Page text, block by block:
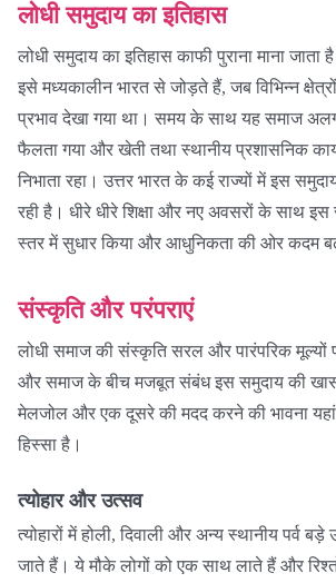
लोधी समुदाय का इतिहास
लोधी समुदाय का इतिहास काफी पुराना माना
इसे मध्यकालीन भारत से जोड़ते हैं, जब विभिन्न
प्रभाव देखा गया था। समय के साथ यह समाज
फैलता गया और खेती तथा स्थानीय प्रशासनिक
निभाता रहा। उत्तर भारत के कई राज्यों में इस
रही है। धीरे धीरे शिक्षा और नए अवसरों के साथ
स्तर में सुधार किया और आधुनिकता की ओर कदम
संस्कृति और परंपराएं
लोधी समाज की संस्कृति सरल और पारंपरिक मूल्यों
और समाज के बीच मजबूत संबंध इस समुदाय की
मेलजोल और एक दूसरे की मदद करने की भावना
हिस्सा है।
त्योहार और उत्सव
त्योहारों में होली, दिवाली और अन्य स्थानीय पर्व
जाते हैं। ये मौके लोगों को एक साथ लाते हैं और